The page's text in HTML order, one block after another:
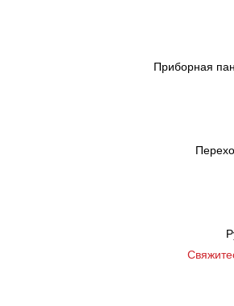
Приборная